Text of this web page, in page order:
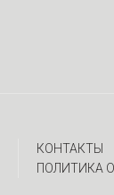
КОНТАКТЫ
ПОЛИТИКА